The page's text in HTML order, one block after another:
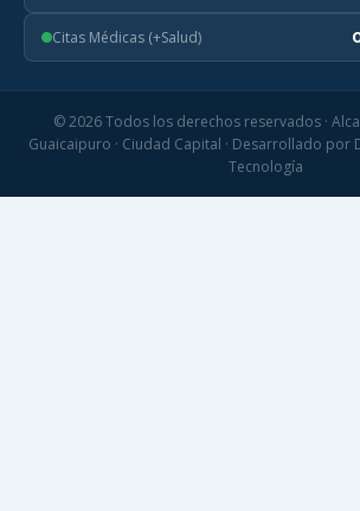
Citas Médicas (+Salud)
© 2026 Todos los derechos reservados ·
Guaicaipuro · Ciudad Capital · Desarrollado por
Tecnología